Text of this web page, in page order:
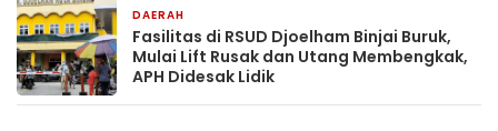
DAERAH
Fasilitas di RSUD Djoelham Binjai Buruk,
Mulai Lift Rusak dan Utang Membengkak,
APH Didesak Lidik